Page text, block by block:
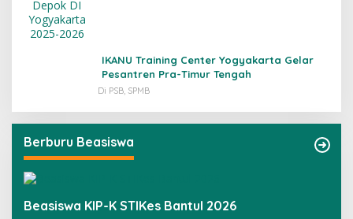
IKANU Training Center Yogyakarta Gelar
Pesantren Pra-Timur Tengah
Di PSB, SPMB
Berburu Beasiswa
Beasiswa KIP-K STIKes Bantul 2026